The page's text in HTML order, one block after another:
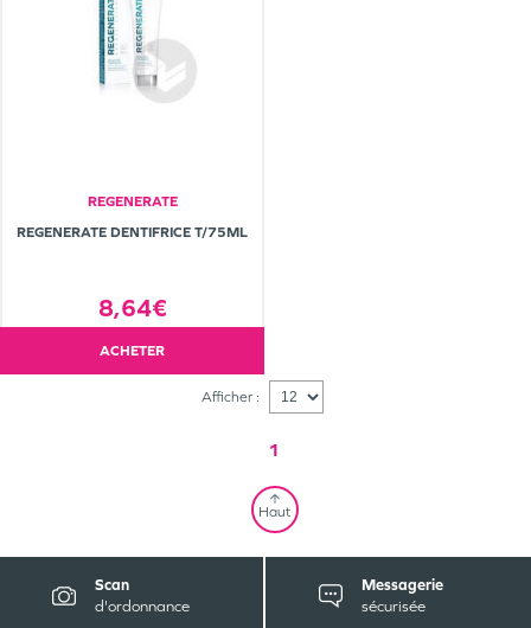
REGENERATE
REGENERATE DENTIFRICE T/75ML
8,64€
ACHETER
Afficher :
1
Haut
Scan
d'ordonnance
Messagerie
sécurisée